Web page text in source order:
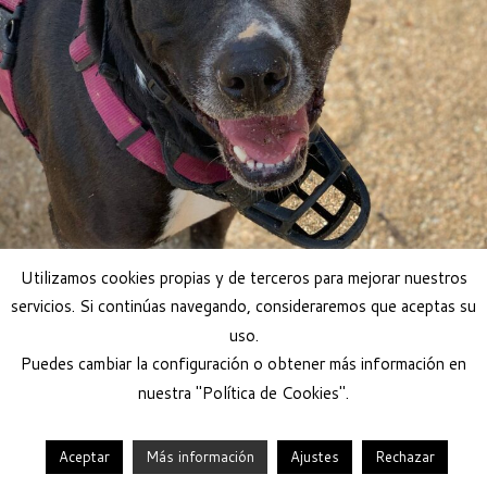
Adoptar perra
© 2026 Help Guau ·Funciona con · Diseñado con el Tema Customizr
Utilizamos cookies propias y de terceros para mejorar nuestros
servicios. Si continúas navegando, consideraremos que aceptas su
uso.
Puedes cambiar la configuración o obtener más información en
nuestra "Política de Cookies".
Aceptar Más información Ajustes Rechazar